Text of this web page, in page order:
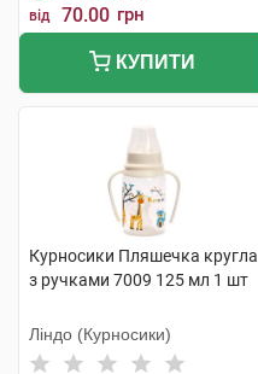
від 70.00 грн
КУПИТИ
Курносики Пляшечка кругла
з ручками 7009 125 мл 1 шт
Ліндо (Курносики)